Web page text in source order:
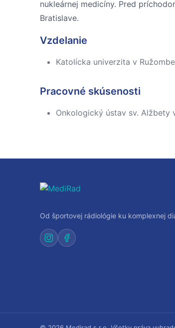
nukleárnej medicíny. Pred
Bratislave.
Vzdelanie
Katolícka univerzita v
Pracovné skúsenosti
Onkologický ústav sv.
Od športovej rádiológie ku komplexnej